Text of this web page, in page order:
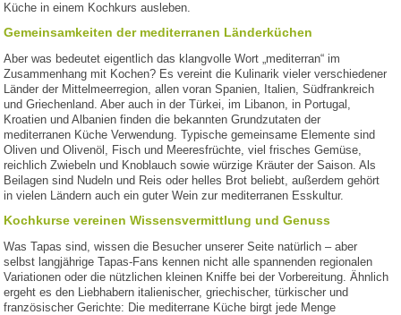
Küche in einem Kochkurs ausleben.
Gemeinsamkeiten der mediterranen Länderküchen
Aber was bedeutet eigentlich das klangvolle Wort „mediterran“ im
Zusammenhang mit Kochen? Es vereint die Kulinarik vieler verschiedener
Länder der Mittelmeerregion, allen voran Spanien, Italien, Südfrankreich
und Griechenland. Aber auch in der Türkei, im Libanon, in Portugal,
Kroatien und Albanien finden die bekannten Grundzutaten der
mediterranen Küche Verwendung. Typische gemeinsame Elemente sind
Oliven und Olivenöl, Fisch und Meeresfrüchte, viel frisches Gemüse,
reichlich Zwiebeln und Knoblauch sowie würzige Kräuter der Saison. Als
Beilagen sind Nudeln und Reis oder helles Brot beliebt, außerdem gehört
in vielen Ländern auch ein guter Wein zur mediterranen Esskultur.
Kochkurse vereinen Wissensvermittlung und Genuss
Was Tapas sind, wissen die Besucher unserer Seite natürlich – aber
selbst langjährige Tapas-Fans kennen nicht alle spannenden regionalen
Variationen oder die nützlichen kleinen Kniffe bei der Vorbereitung. Ähnlich
ergeht es den Liebhabern italienischer, griechischer, türkischer und
französischer Gerichte: Die mediterrane Küche birgt jede Menge